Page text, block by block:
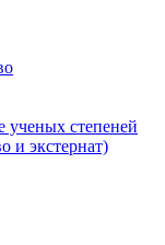
ученых степеней
и экстернат)